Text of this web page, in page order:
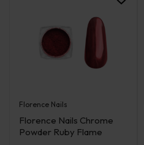
Florence Nails
Florence Nails Chrome
Powder Ruby Flame